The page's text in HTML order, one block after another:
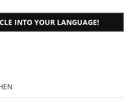
INTO YOUR LANGUAGE!